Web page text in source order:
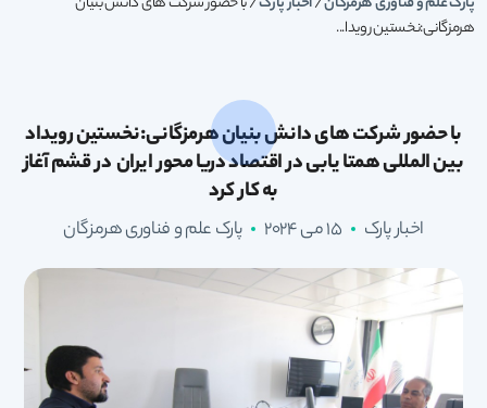
هرمزگانی:نخستین رویدا...
با حضور شرکت های دانش بنیان هرمزگانی:نخستین رویداد
بین المللی همتا یابی در اقتصاد دریا محور ایران در قشم آغاز
به کار کرد
اخبار پارک 15 می 2024 پارک علم و فناوری هرمزگان